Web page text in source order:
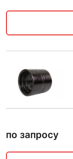
по запросу